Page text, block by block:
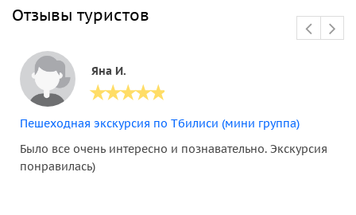
Отзывы туристов
Яна И.
Пешеходная экскурсия по Тбилиси (мини группа)
Было все очень интересно и познавательно. Экскурсия
понравилась)